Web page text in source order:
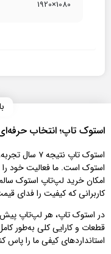
1080×1920
استوک تاپ؛ انتخاب
استوک تاپ
استوک است. ما فعالیت خود
امکان خرید لپ‌تاپ استوک
کاربرانی که کیفیت را فدای
در استوک تاپ، هر لپ‌تاپ
قطعات و کارایی کلی به‌طور
استانداردهای کیفی ما را